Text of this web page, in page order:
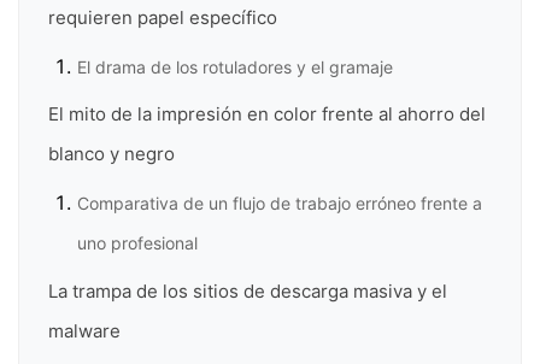
requieren papel específico
El drama de los rotuladores y el gramaje
El mito de la impresión en color frente al ahorro del
blanco y negro
Comparativa de un flujo de trabajo erróneo frente a
uno profesional
La trampa de los sitios de descarga masiva y el
malware